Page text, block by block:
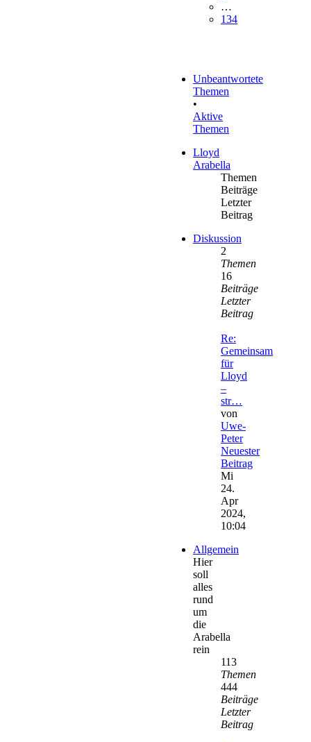
…
134
Unbeantwortete
Themen
•
Aktive
Themen
Lloyd
Arabella
Themen
Beiträge
Letzter
Beitrag
Diskussion
2
Themen
16
Beiträge
Letzter
Beitrag
Re:
Gemeinsam
für
Lloyd
–
str…
von
Uwe-
Peter
Neuester
Beitrag
Mi
24.
Apr
2024,
10:04
Allgemein
Hier
soll
alles
rund
um
die
Arabella
rein
113
Themen
444
Beiträge
Letzter
Beitrag